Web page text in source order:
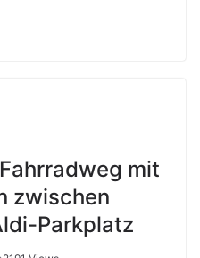
mit
zwischen
Parkplatz